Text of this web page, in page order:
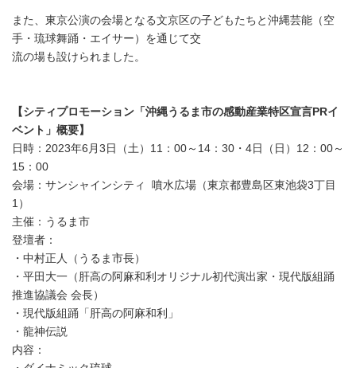
また、東京公演の会場となる文京区の子どもたちと沖縄芸能（空
手・琉球舞踊・エイサー）を通じて交
流の場も設けられました。
【シティプロモーション「沖縄うるま市の感動産業特区宣言PRイ
ベント」概要】
日時：2023年6月3日（土）11：00～14：30・4日（日）12：00～
15：00
会場：サンシャインシティ 噴水広場（東京都豊島区東池袋3丁目
1）
主催：うるま市
登壇者：
・中村正人（うるま市長）
・平田大一（肝高の阿麻和利オリジナル初代演出家・現代版組踊
推進協議会 会長）
・現代版組踊「肝高の阿麻和利」
・龍神伝説
内容：